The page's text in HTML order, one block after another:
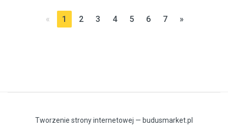
« 1 2 3 4 5 6 7 »
Tworzenie strony internetowej — budusmarket.pl